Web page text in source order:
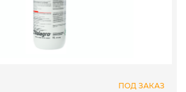
ПОД ЗАКАЗ